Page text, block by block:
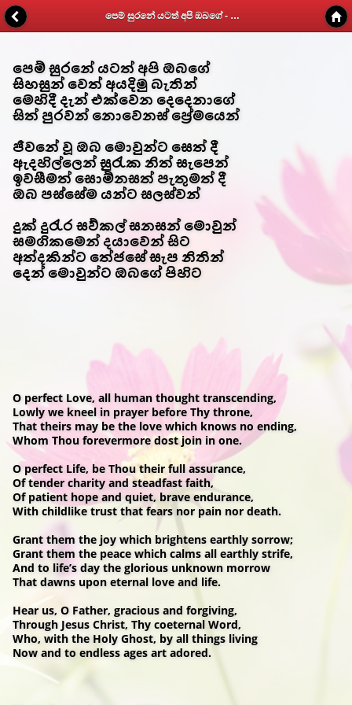
පෙම් සුරනේ යටත් අපි ඔබගේ - Kithunu Gee Potha - Web v1.7
පෙම් සුරනේ යටත් අපි ඔබගේ
සිහසුන් වෙත් අයදිමු බැතින්
මෙහිදී දැන් එක්වෙන දෙදෙනාගේ
සිත් පුරවන් නොවෙනස් ප්‍රේමයෙන්
ජීවනේ වූ ඔබ මොවුන්ට සෙත් දී
ඇදහිල්ලෙන් සුරැක නිත් සැපෙන්
ඉවසීමත් සොම්නසත් පැතුමත් දී
ඔබ පස්සේම යන්ට සලස්වන්
දුක් දුරැර සව්කල් සනසන් මොවුන්
සමගිකමෙන් දයාවෙන් සිට
අත්දකින්ට තේජසේ සැප නිතින්
දෙන් මොවුන්ට ඔබගේ පිහිට
O perfect Love, all human thought transcending,
Lowly we kneel in prayer before Thy throne,
That theirs may be the love which knows no ending,
Whom Thou forevermore dost join in one.
O perfect Life, be Thou their full assurance,
Of tender charity and steadfast faith,
Of patient hope and quiet, brave endurance,
With childlike trust that fears nor pain nor death.
Grant them the joy which brightens earthly sorrow;
Grant them the peace which calms all earthly strife,
And to life’s day the glorious unknown morrow
That dawns upon eternal love and life.
Hear us, O Father, gracious and forgiving,
Through Jesus Christ, Thy coeternal Word,
Who, with the Holy Ghost, by all things living
Now and to endless ages art adored.